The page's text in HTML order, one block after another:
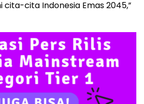
cita-cita Indonesia Emas 2045,”